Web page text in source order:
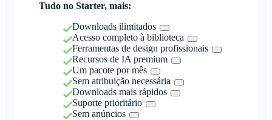
Tudo no Starter, mais:
Downloads ilimitados
Acesso completo à biblioteca
Ferramentas de design profissionais
Recursos de IA premium
Um pacote por mês
Sem atribuição necessária
Downloads mais rápidos
Suporte prioritário
Sem anúncios